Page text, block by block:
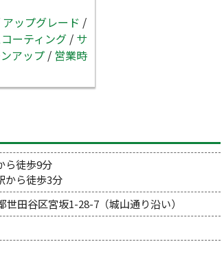
アップグレード /
ーティング / サ
アップ / 営業時
ら徒歩9分
から徒歩3分
世田谷区宮坂1-28-7（城山通り沿い）